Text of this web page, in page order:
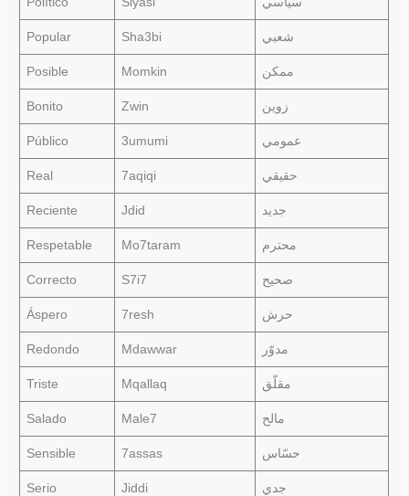
Popular Sha3bi شعبي
Posible Momkin ممكن
Bonito Zwin زوين
Público 3umumi عمومي
Real 7aqiqi حقيقي
Reciente Jdid جديد
Respetable Mo7taram محترم
Correcto S7i7 صحيح
Áspero 7resh حرش
Redondo Mdawwar مدوّر
Triste Mqallaq مقلّق
Salado Male7 مالح
Sensible 7assas حسّاس
Serio Jiddi جدي